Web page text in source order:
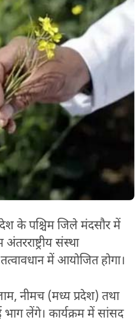
के पश्चिम जिले मंदसौर में
संस्था
में आयोजित होगा।
नीमच (मध्य प्रदेश) तथा
लेंगे। कार्यक्रम में सांसद